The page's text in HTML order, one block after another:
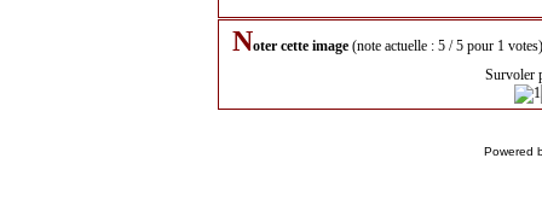
Noter cette image (note actuelle : 5 / 5 pour 1 votes)
Survoler
Powered